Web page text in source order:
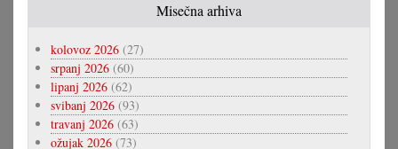
Misečna arhiva
kolovoz 2026 (27)
srpanj 2026 (60)
lipanj 2026 (62)
svibanj 2026 (93)
travanj 2026 (63)
ožujak 2026 (73)